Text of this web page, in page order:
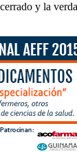
y la